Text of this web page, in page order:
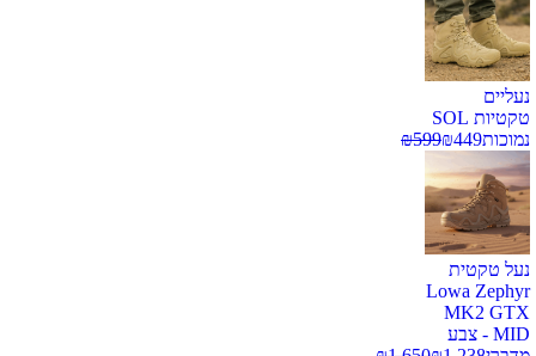
נעליים
טקטיות SOL
נמוכות
₪449
₪599
נעל טקטית
Lowa Zephyr
MK2 GTX
MID - צבע